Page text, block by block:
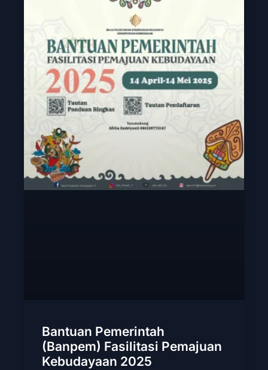
Bantuan Pemerintah
(Banpem) Fasilitasi Pemajuan
Kebudayaan 2025